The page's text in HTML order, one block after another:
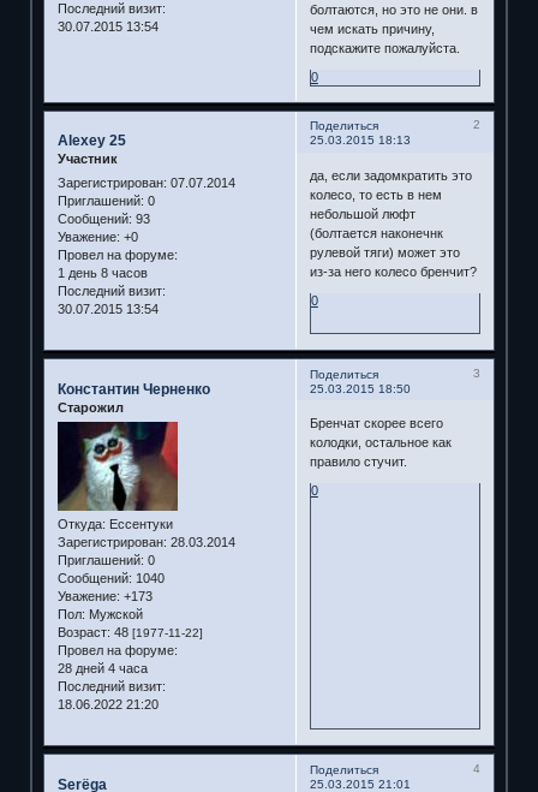
Последний визит:
30.07.2015 13:54
болтаются, но это не они. в
чем искать причину,
подскажите пожалуйста.
0
Поделиться
2
25.03.2015 18:13
Alexey 25
Участник
Зарегистрирован: 07.07.2014
Приглашений: 0
Сообщений: 93
Уважение: +0
Провел на форуме:
1 день 8 часов
Последний визит:
30.07.2015 13:54
да, если задомкратить это
колесо, то есть в нем
небольшой люфт
(болтается наконечнк
рулевой тяги) может это
из-за него колесо бренчит?
0
Поделиться
3
25.03.2015 18:50
Константин Черненко
Старожил
Откуда: Ессентуки
Зарегистрирован: 28.03.2014
Приглашений: 0
Сообщений: 1040
Уважение: +173
Пол: Мужской
Возраст: 48 [1977-11-22]
Провел на форуме:
28 дней 4 часа
Последний визит:
18.06.2022 21:20
Бренчат скорее всего
колодки, остальное как
правило стучит.
0
Поделиться
4
25.03.2015 21:01
Serёga